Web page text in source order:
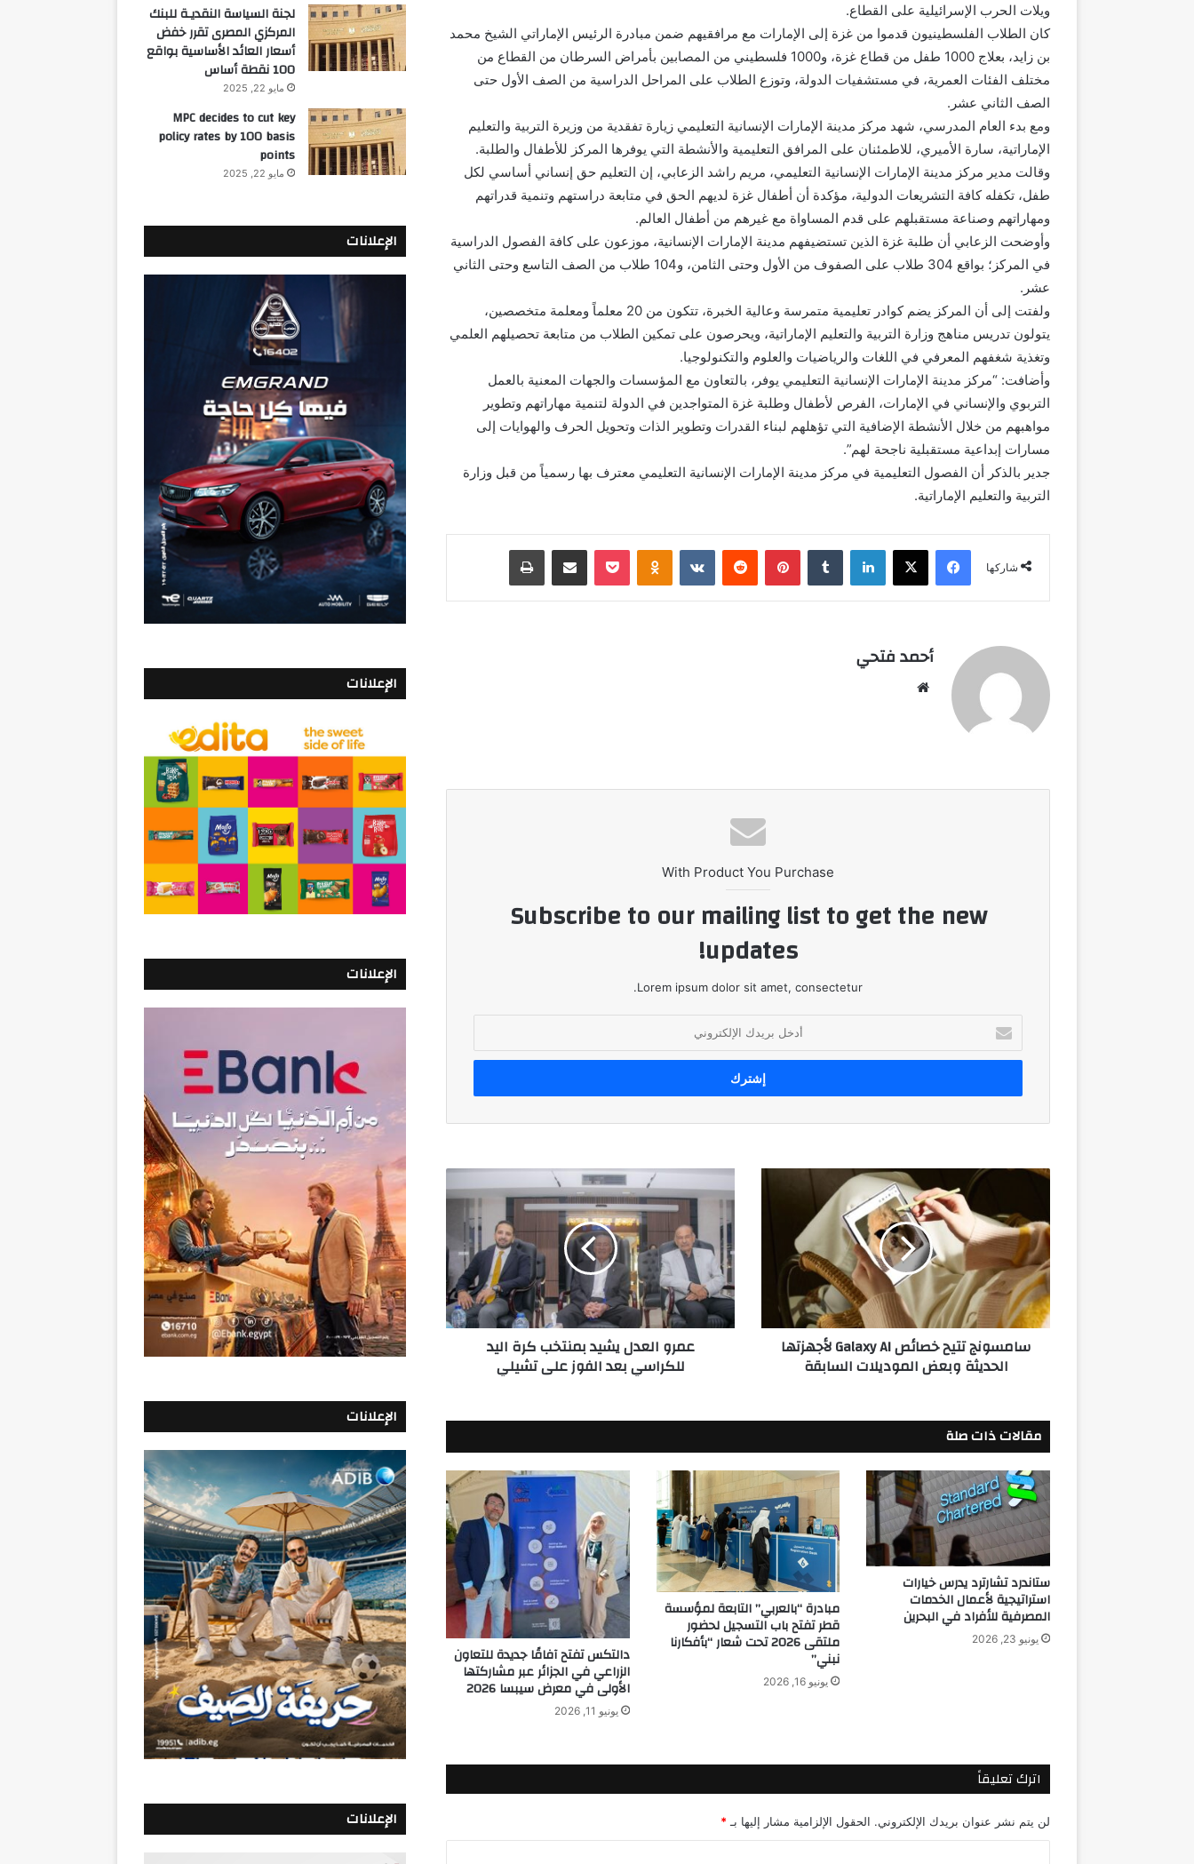
ويلات الحرب الإسرائيلية على القطاع.
كان الطلاب الفلسطينيون قدموا من غزة إلى الإمارات مع مرافقيهم ضمن مبادرة الرئيس الإماراتي الشيخ محمد
بن زايد، بعلاج 1000 طفل من قطاع غزة، و1000 فلسطيني من المصابين بأمراض السرطان من القطاع من
مختلف الفئات العمرية، في مستشفيات الدولة، وتوزع الطلاب على المراحل الدراسية من الصف الأول حتى
الصف الثاني عشر.
ومع بدء العام المدرسي، شهد مركز مدينة الإمارات الإنسانية التعليمي زيارة تفقدية من وزيرة التربية والتعليم
الإماراتية، سارة الأميري، للاطمئنان على المرافق التعليمية والأنشطة التي يوفرها المركز للأطفال والطلبة.
وقالت مدير مركز مدينة الإمارات الإنسانية التعليمي، مريم راشد الزعابي، إن التعليم حق إنساني أساسي لكل
طفل، تكفله كافة التشريعات الدولية، مؤكدة أن أطفال غزة لديهم الحق في متابعة دراستهم وتنمية قدراتهم
ومهاراتهم وصناعة مستقبلهم على قدم المساواة مع غيرهم من أطفال العالم.
وأوضحت الزعابي أن طلبة غزة الذين تستضيفهم مدينة الإمارات الإنسانية، موزعون على كافة الفصول الدراسية
في المركز؛ بواقع 304 طلاب على الصفوف من الأول وحتى الثامن، و104 طلاب من الصف التاسع وحتى الثاني
عشر.
ولفتت إلى أن المركز يضم كوادر تعليمية متمرسة وعالية الخبرة، تتكون من 20 معلماً ومعلمة متخصصين،
يتولون تدريس مناهج وزارة التربية والتعليم الإماراتية، ويحرصون على تمكين الطلاب من متابعة تحصيلهم العلمي
وتغذية شغفهم المعرفي في اللغات والرياضيات والعلوم والتكنولوجيا.
وأضافت: “مركز مدينة الإمارات الإنسانية التعليمي يوفر، بالتعاون مع المؤسسات والجهات المعنية بالعمل
التربوي والإنساني في الإمارات، الفرص لأطفال وطلبة غزة المتواجدين في الدولة لتنمية مهاراتهم وتطوير
مواهبهم من خلال الأنشطة الإضافية التي تؤهلهم لبناء القدرات وتطوير الذات وتحويل الحرف والهوايات إلى
مسارات إبداعية مستقبلية ناجحة لهم”.
جدير بالذكر أن الفصول التعليمية في مركز مدينة الإمارات الإنسانية التعليمي معترف بها رسمياً من قبل وزارة
التربية والتعليم الإماراتية.
شاركها
فيسبوك ‫X لينكدإن بينتيريست Odnoklassniki
‫Pocket مشاركة عبر البريد طباعة
أحمد فتحي
With Product You Purchase
Subscribe to our mailing list to get the new
updates!
Lorem ipsum dolor sit amet, consectetur.
بريدك
الإلكتروني
سامسونج
خصائص
Galaxy
AI
لأجهزتها
الحديثة
وبعض
الموديلات
السابقة
سامسونج تتيح خصائص Galaxy AI لأجهزتها
الحديثة وبعض الموديلات السابقة
عمرو
العدل
بمنتخب
كرة
اليد
للكراسي
بعد
الفوز
عمرو العدل يشيد بمنتخب كرة اليد
للكراسي بعد الفوز على تشيلي
مقالات ذات صلة
ستاندرد تشارترد يدرس خيارات
استراتيجية لأعمال الخدمات
المصرفية للأفراد في البحرين
يونيو 23, 2026
مبادرة “بالعربي” التابعة لمؤسسة
قطر تفتح باب التسجيل لحضور
ملتقى 2026 تحت شعار “بأفكارنا
نبني”
يونيو 16, 2026
دالتكس تفتح آفاقًا جديدة للتعاون
الزراعي في الجزائر عبر مشاركتها
الأولى في معرض سيبسا 2026
يونيو 11, 2026
اترك تعليقاً
لن يتم نشر عنوان بريدك الإلكتروني. الحقول الإلزامية مشار إليها بـ *
لجنة السياسة النقديـة للبنك
المركزي المصرى تقرر خفض
أسعار العائد الأساسية بواقع
100 نقطة أساس
مايو 22, 2025
MPC decides to cut key
policy rates by 100 basis
points
مايو 22, 2025
الإعلانات
الإعلانات
الإعلانات
الإعلانات
الإعلانات